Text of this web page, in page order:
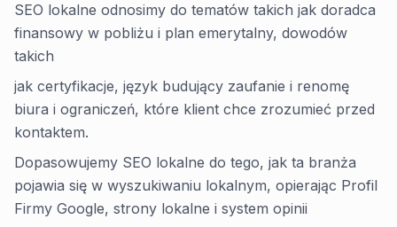
SEO lokalne odnosimy do tematów takich jak doradca
finansowy w pobliżu i plan emerytalny, dowodów
takich
jak certyfikacje, język budujący zaufanie i renomę
biura i ograniczeń, które klient chce zrozumieć przed
kontaktem.
Dopasowujemy SEO lokalne do tego, jak ta branża
pojawia się w wyszukiwaniu lokalnym, opierając Profil
Firmy Google, strony lokalne i system opinii